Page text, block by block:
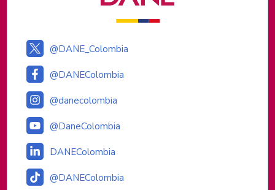
@DANE_Colombia
@DANEColombia
@danecolombia
@DaneColombia
DANEColombia
@DANEColombia